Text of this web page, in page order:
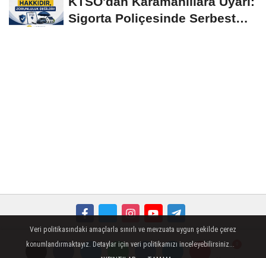
Sigorta Poliçesinde Serbest
Künye İletişim Çerez Politikası Gizlilik İlkeleri
Veri politikasındaki amaçlarla sınırlı ve mevzuata uygun şekilde çerez
konumlandırmaktayız. Detaylar için veri politikamızı inceleyebilirsiniz...